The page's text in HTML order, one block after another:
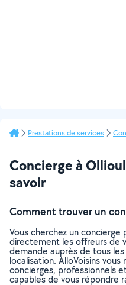
Prestations de services
Concierge à
savoir
Comment trouver un
Vous cherchez un concierge
directement les offreurs de
demande auprès de tous
localisation. AlloVoisins
concierges, professionnels
capables de vous répondre